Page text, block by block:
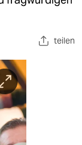
teilen